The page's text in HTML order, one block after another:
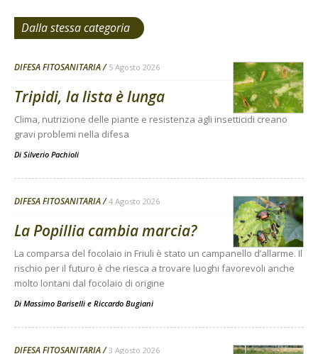
Dalla stessa categoria
DIFESA FITOSANITARIA 5 Agosto 2026
Tripidi, la lista è lunga
Clima, nutrizione delle piante e resistenza agli insetticidi creano
gravi problemi nella difesa
Di Silverio Pachioli
DIFESA FITOSANITARIA 4 Agosto 2026
La Popillia cambia marcia?
La comparsa del focolaio in Friuli è stato un campanello d’allarme. Il
rischio per il futuro è che riesca a trovare luoghi favorevoli anche
molto lontani dal focolaio di origine
Di Massimo Bariselli e Riccardo Bugiani
DIFESA FITOSANITARIA 3 Agosto 2026